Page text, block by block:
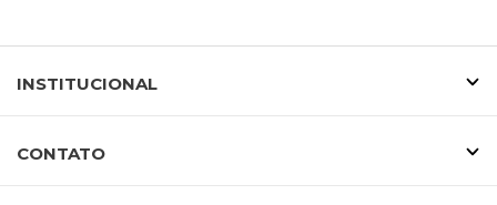
INSTITUCIONAL
CONTATO